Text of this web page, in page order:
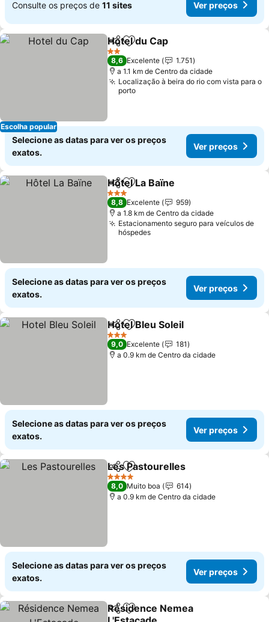
Consulte os preços de 11 sites Ver preços
Escolha popular
PartilharAdicionar aos favoritos
Hotel du Cap
2 Estrelas
8,6 Excelente
1.751
a 1.1 km de Centro da cidade
Localização à beira do rio com vista para o
porto
Selecione as datas para ver os preços
exatos.
Ver preços
PartilharAdicionar aos favoritos
Hôtel La Baïne
3 Estrelas
8,8 Excelente
959
a 1.8 km de Centro da cidade
Estacionamento seguro para veículos de
hóspedes
Selecione as datas para ver os preços
exatos.
Ver preços
PartilharAdicionar aos favoritos
Hotel Bleu Soleil
3 Estrelas
9,0 Excelente
181
a 0.9 km de Centro da cidade
Selecione as datas para ver os preços
exatos.
Ver preços
PartilharAdicionar aos favoritos
Les Pastourelles
4 Estrelas
8,0 Muito boa
614
a 0.9 km de Centro da cidade
Selecione as datas para ver os preços
exatos.
Ver preços
PartilharAdicionar aos favoritos
Résidence Nemea